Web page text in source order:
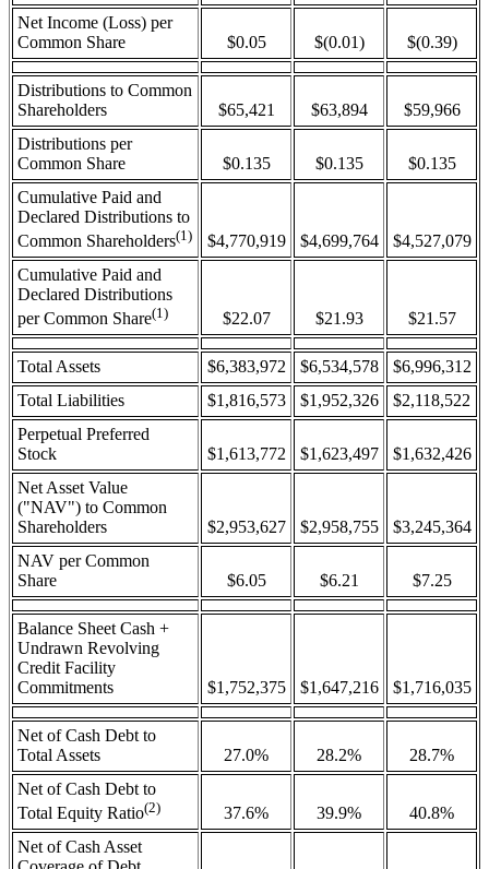
Net Income (Loss) per
Common Share
$0.05 $(0.01) $(0.39)
Distributions to Common
Shareholders
$65,421 $63,894
$59,966
Distributions per
Common Share
$0.135 $0.135
$0.135
Cumulative Paid and
Declared Distributions to
Common Shareholders(1) $4,770,919 $4,699,764
$4,527,079
Cumulative Paid and
Declared Distributions
per Common Share(1) $22.07 $21.93 $21.57
Total Assets $6,383,972 $6,534,578
$6,996,312
Total Liabilities
$1,816,573 $1,952,326
$2,118,522
Perpetual Preferred
Stock
$1,613,772 $1,623,497
$1,632,426
Net Asset Value
("NAV") to Common
Shareholders
$2,953,627 $2,958,755
$3,245,364
NAV per Common
Share
$6.05 $6.21 $7.25
Balance Sheet Cash +
Undrawn Revolving
Credit Facility
Commitments
$1,752,375 $1,647,216 $1,716,035
Net of Cash Debt to
Total Assets
27.0% 28.2%
28.7%
Net of Cash Debt to
Total Equity Ratio(2) 37.6% 39.9%
40.8%
Net of Cash Asset